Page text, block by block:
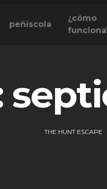
peñíscola
¿cómo
THE HUNT ESCAPE